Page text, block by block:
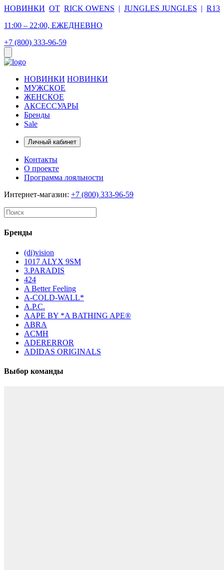
НОВИНКИ ОТ RICK OWENS | JUNGLES JUNGLES | R13
11:00 – 22:00, ЕЖЕДНЕВНО
+7 (800) 333-96-59
НОВИНКИ НОВИНКИ
МУЖСКОЕ
ЖЕНСКОЕ
АКСЕССУАРЫ
Бренды
Sale
Личный кабинет
Контакты
О проекте
Программа лояльности
Интернет-магазин: +7 (800) 333-96-59
Бренды
(di)vision
1017 ALYX 9SM
3.PARADIS
424
A Better Feeling
A-COLD-WALL*
A.P.C.
AAPE BY *A BATHING APE®
ABRA
ACMH
ADERERROR
ADIDAS ORIGINALS
Выбор команды